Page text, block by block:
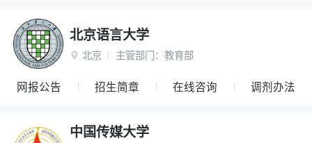
北京语言大学
 北京 主管部门： 教育部
网报公告 招生简章 在线咨询 调剂办法
中国传媒大学